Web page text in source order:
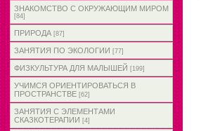
ЗНАКОМСТВО С ОКРУЖАЮЩИМ МИРОМ
[84]
ПРИРОДА [87]
ЗАНЯТИЯ ПО ЭКОЛОГИИ [77]
ФИЗКУЛЬТУРА ДЛЯ МАЛЫШЕЙ [199]
УЧИМСЯ ОРИЕНТИРОВАТЬСЯ В
ПРОСТРАНСТВЕ [62]
ЗАНЯТИЯ С ЭЛЕМЕНТАМИ
СКАЗКОТЕРАПИИ [4]